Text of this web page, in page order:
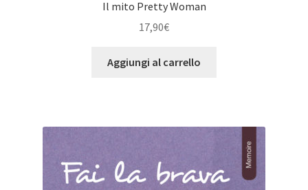
Il mito Pretty Woman
17,90€
Aggiungi al carrello